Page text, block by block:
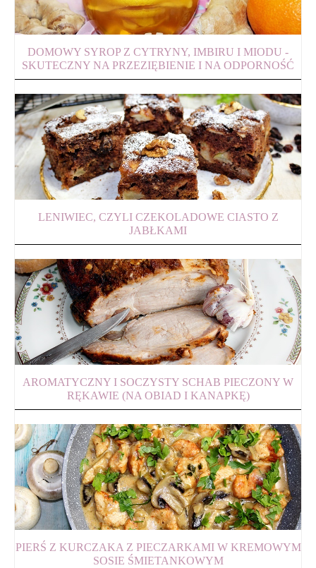
DOMOWY SYROP Z CYTRYNY, IMBIRU I MIODU -
SKUTECZNY NA PRZEZIĘBIENIE I NA ODPORNOŚĆ
LENIWIEC, CZYLI CZEKOLADOWE CIASTO Z
JABŁKAMI
AROMATYCZNY I SOCZYSTY SCHAB PIECZONY W
RĘKAWIE (NA OBIAD I KANAPKĘ)
PIERŚ Z KURCZAKA Z PIECZARKAMI W KREMOWYM
SOSIE ŚMIETANKOWYM